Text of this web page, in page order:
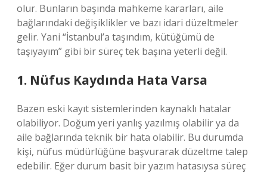
olur. Bunların başında mahkeme kararları, aile
bağlarındaki değişiklikler ve bazı idari düzeltmeler
gelir. Yani “İstanbul’a taşındım, kütüğümü de
taşıyayım” gibi bir süreç tek başına yeterli değil.
1. Nüfus Kaydında Hata Varsa
Bazen eski kayıt sistemlerinden kaynaklı hatalar
olabiliyor. Doğum yeri yanlış yazılmış olabilir ya da
aile bağlarında teknik bir hata olabilir. Bu durumda
kişi, nüfus müdürlüğüne başvurarak düzeltme talep
edebilir. Eğer durum basit bir yazım hatasıysa süreç